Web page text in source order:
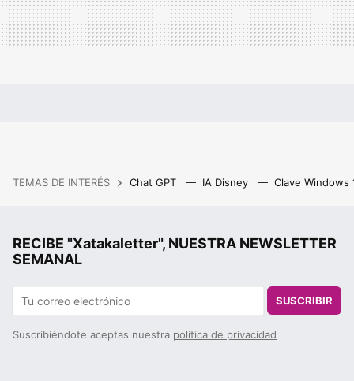
TEMAS DE INTERÉS Chat GPT IA Disney Clave Windows
RECIBE "Xatakaletter", NUESTRA NEWSLETTER
SEMANAL
SUSCRIBIR
Suscribiéndote aceptas nuestra política de privacidad